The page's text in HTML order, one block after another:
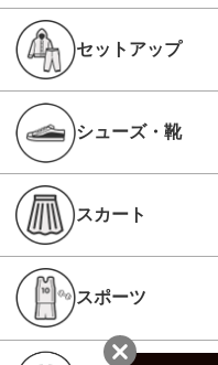
セットアップ
シューズ・靴
スカート
スポーツ